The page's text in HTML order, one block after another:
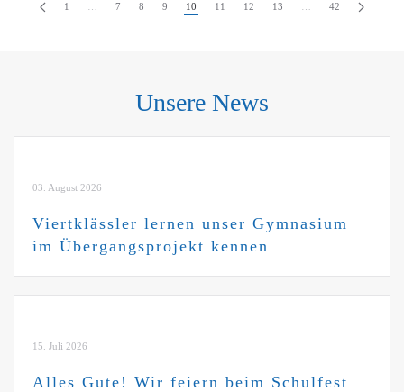
1 7 8 9 10 11 12 13 42
Unsere News
03. August 2026
Viertklässler lernen unser Gymnasium
im Übergangsprojekt kennen
15. Juli 2026
Alles Gute! Wir feiern beim Schulfest